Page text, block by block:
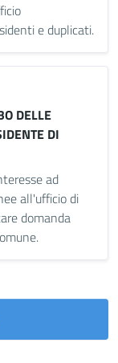
e duplicati.
DELLE
DI
ad
all'ufficio di
domanda